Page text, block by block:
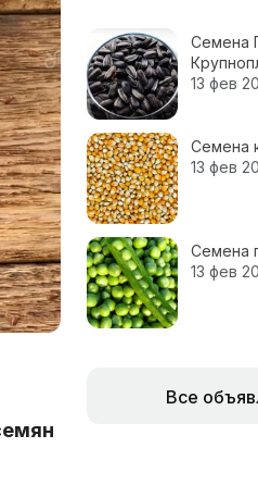
Семена
13 фев
Семена
13 фев
Семена
13 фев
Все